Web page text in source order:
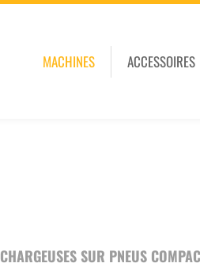
MACHINES ACCESSOIRES
CHARGEUSES SUR PNEUS